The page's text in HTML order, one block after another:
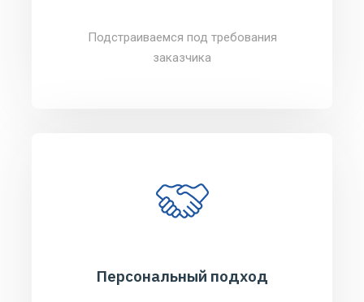
Подстраиваемся под требования
заказчика
Персональный подход